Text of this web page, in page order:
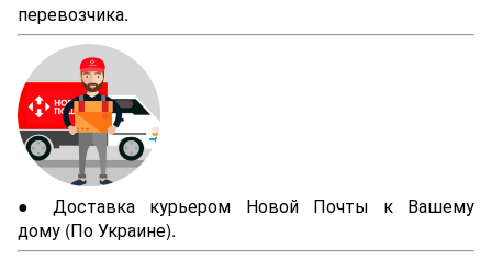
перевозчика.
● Доставка курьером Новой Почты к Вашему
дому (По Украине).